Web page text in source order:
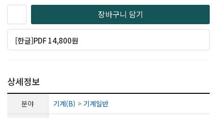
장바구니 담기
[한글]PDF 14,800원
상세정보
분야 기계(B) > 기계일반